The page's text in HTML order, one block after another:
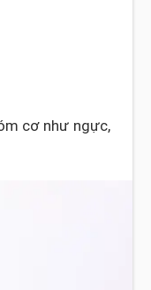
cơ như ngực,